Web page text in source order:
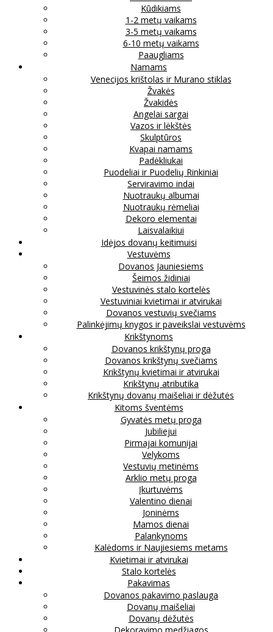
Kūdikiams
1-2 metų vaikams
3-5 metų vaikams
6-10 metų vaikams
Paaugliams
Namams
Venecijos krištolas ir Murano stiklas
Žvakės
Žvakidės
Angelai sargai
Vazos ir lėkštės
Skulptūros
Kvapai namams
Padėkliukai
Puodeliai ir Puodelių Rinkiniai
Serviravimo indai
Nuotraukų albumai
Nuotraukų rėmeliai
Dekoro elementai
Laisvalaikiui
Idėjos dovanų keitimuisi
Vestuvėms
Dovanos Jauniesiems
Šeimos židiniai
Vestuvinės stalo kortelės
Vestuviniai kvietimai ir atvirukai
Dovanos vestuvių svečiams
Palinkėjimų knygos ir paveikslai vestuvėms
Krikštynoms
Dovanos krikštynų proga
Dovanos krikštynų svečiams
Krikštynų kvietimai ir atvirukai
Krikštynų atributika
Krikštynų dovanų maišeliai ir dėžutės
Kitoms šventėms
Gyvatės metų proga
Jubiliejui
Pirmajai komunijai
Velykoms
Vestuvių metinėms
Arklio metų proga
Įkurtuvėms
Valentino dienai
Joninėms
Mamos dienai
Palankynoms
Kalėdoms ir Naujiesiems metams
Kvietimai ir atvirukai
Stalo kortelės
Pakavimas
Dovanos pakavimo paslauga
Dovanų maišeliai
Dovanų dėžutės
Dekoravimo medžiagos